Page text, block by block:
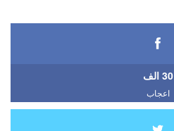
30 الف
اعجاب